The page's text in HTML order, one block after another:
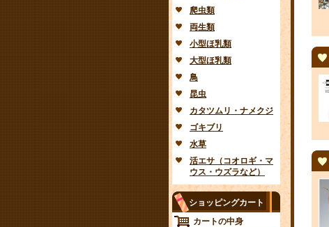
爬虫類
両生類
小型ほ乳類
大型ほ乳類
鳥
昆虫
カタツムリ・ナメクジ
ゴキブリ
水草
活エサ（コオロギ・マ
ウス・ウズラなど）
ショッピングカート
カートの中身